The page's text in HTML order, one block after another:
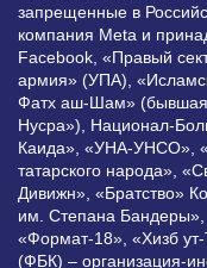
запрещенные в
компания Meta и
Facebook, «Правый
армия» (УПА),
Фатх аш-Шам» (бывшая
Нусра»), Национал-
Каида», «УНА-УНСО»,
татарского народа»,
Дивижн», «Братство»
им. Степана
«Формат-18», «Хизб
(ФБК) – организация-